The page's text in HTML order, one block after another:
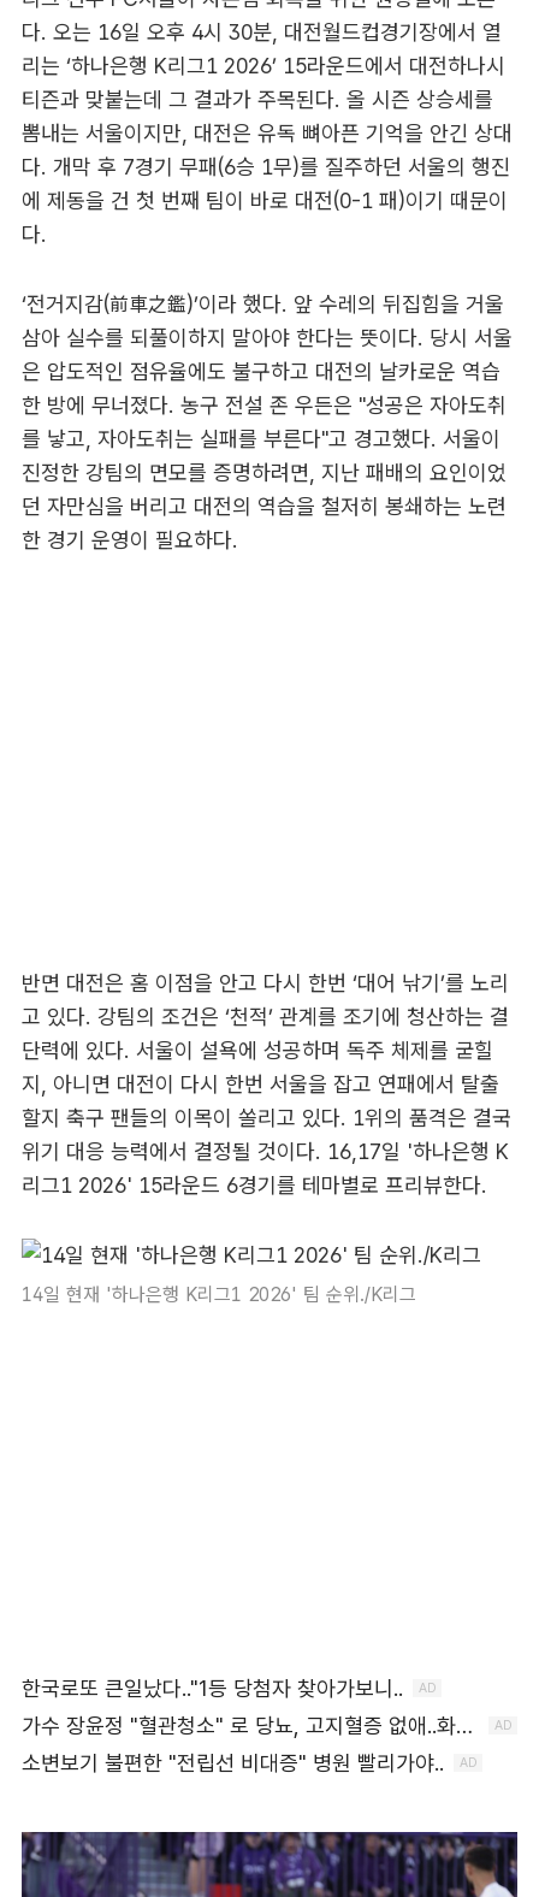
다. 오는 16일 오후 4시 30분, 대전월드컵경기장에서 열
리는 ‘하나은행 K리그1 2026’ 15라운드에서 대전하나시
티즌과 맞붙는데 그 결과가 주목된다. 올 시즌 상승세를
뽐내는 서울이지만, 대전은 유독 뼈아픈 기억을 안긴 상대
다. 개막 후 7경기 무패(6승 1무)를 질주하던 서울의 행진
에 제동을 건 첫 번째 팀이 바로 대전(0-1 패)이기 때문이
다.
‘전거지감(前車之鑑)’이라 했다. 앞 수레의 뒤집힘을 거울
삼아 실수를 되풀이하지 말아야 한다는 뜻이다. 당시 서울
은 압도적인 점유율에도 불구하고 대전의 날카로운 역습
한 방에 무너졌다. 농구 전설 존 우든은 "성공은 자아도취
를 낳고, 자아도취는 실패를 부른다"고 경고했다. 서울이
진정한 강팀의 면모를 증명하려면, 지난 패배의 요인이었
던 자만심을 버리고 대전의 역습을 철저히 봉쇄하는 노련
한 경기 운영이 필요하다.
반면 대전은 홈 이점을 안고 다시 한번 ‘대어 낚기’를 노리
고 있다. 강팀의 조건은 ‘천적’ 관계를 조기에 청산하는 결
단력에 있다. 서울이 설욕에 성공하며 독주 체제를 굳힐
지, 아니면 대전이 다시 한번 서울을 잡고 연패에서 탈출
할지 축구 팬들의 이목이 쏠리고 있다. 1위의 품격은 결국
위기 대응 능력에서 결정될 것이다. 16,17일 '하나은행 K
리그1 2026' 15라운드 6경기를 테마별로 프리뷰한다.
14일 현재 '하나은행 K리그1 2026' 팀 순위./K리그